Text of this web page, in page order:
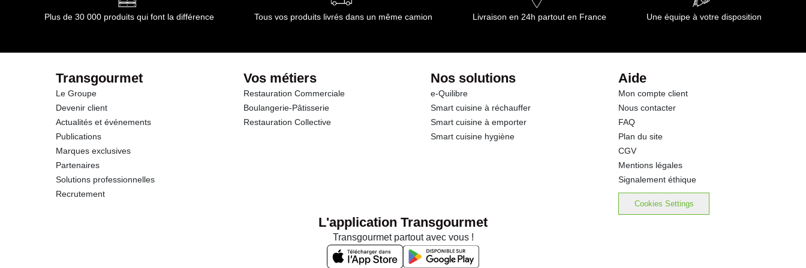
Vitamine C
Plus de 30 000 produits qui font la différence Tous vos produits livrés dans un même camion Livraison en 24h partout en France Une équipe à votre disposition
Transgourmet
Le Groupe
Devenir client
Actualités et événements
Publications
Marques exclusives
Partenaires
Solutions professionnelles
Recrutement
Vos métiers
Restauration Commerciale
Boulangerie-Pâtisserie
Restauration Collective
Nos solutions
e-Quilibre
Smart cuisine à réchauffer
Smart cuisine à emporter
Smart cuisine hygiène
Aide
Mon compte client
Nous contacter
FAQ
Plan du site
CGV
Mentions légales
Signalement éthique
Cookies Settings
L'application Transgourmet
Transgourmet partout avec vous !